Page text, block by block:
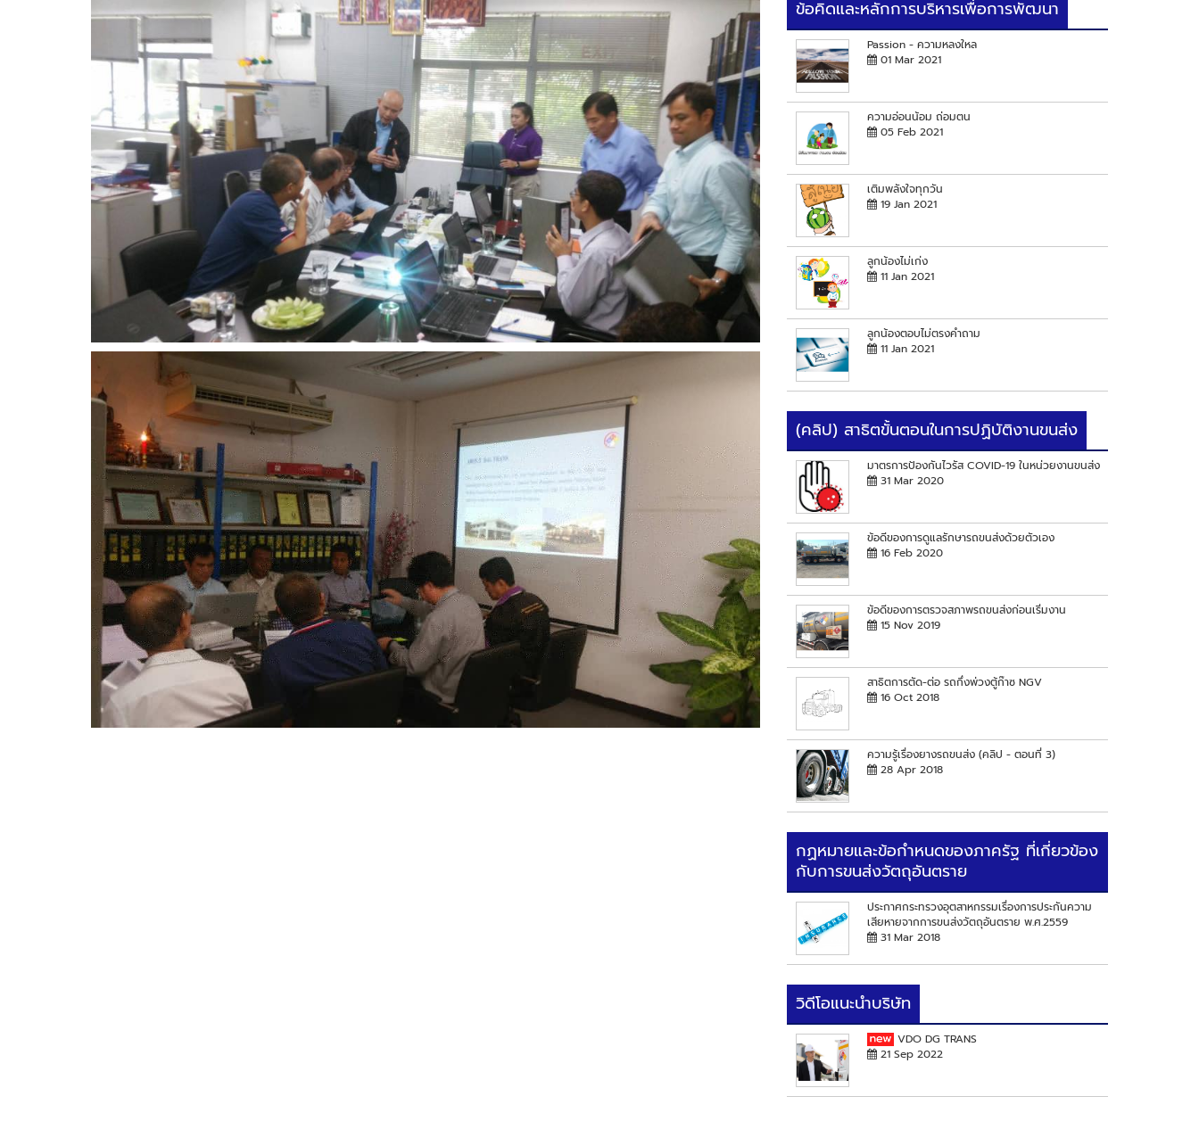
ข้อคิดและหลักการบริหารเพื่อการพัฒนา
Passion - ความหลงใหล
01 Mar 2021
ความอ่อนน้อม ถ่อมตน
05 Feb 2021
เติมพลังใจทุกวัน
19 Jan 2021
ลูกน้องไม่เก่ง
11 Jan 2021
ลูกน้องตอบไม่ตรงคำถาม
11 Jan 2021
(คลิป) สาธิตขั้นตอนในการปฏิบัติงานขนส่ง
มาตรการป้องกันไวรัส COVID-19 ในหน่วยงานขนส่ง
31 Mar 2020
ข้อดีของการดูแลรักษารถขนส่งด้วยตัวเอง
16 Feb 2020
ข้อดีของการตรวจสภาพรถขนส่งก่อนเริ่มงาน
15 Nov 2019
สาธิตการตัด-ต่อ รถกึ่งพ่วงตู้ก๊าซ NGV
16 Oct 2018
ความรู้เรื่องยางรถขนส่ง (คลิป - ตอนที่ 3)
28 Apr 2018
กฏหมายและข้อกำหนดของภาครัฐ ที่เกี่ยวข้อง
กับการขนส่งวัตถุอันตราย
ประกาศกระทรวงอุตสาหกรรมเรื่องการประกันความ
เสียหายจากการขนส่งวัตถุอันตราย พ.ศ.2559
31 Mar 2018
วิดีโอแนะนำบริษัท
VDO DG TRANS
21 Sep 2022